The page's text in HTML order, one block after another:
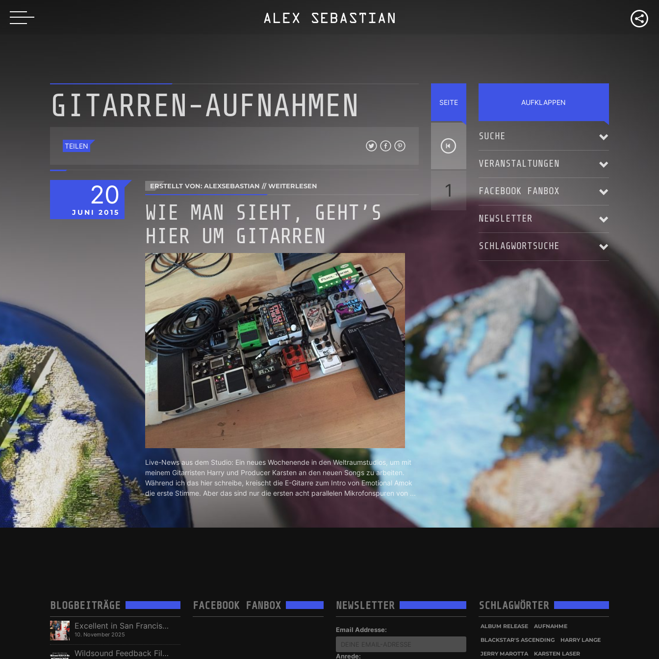
GITARREN-AUFNAHMEN
TEILEN
20
JUNI2015
ERSTELLT VON: ALEXSEBASTIAN //WEITERLESEN
WIE MAN SIEHT, GEHT’S
HIER UM GITARREN
Live-News aus dem Studio: Ein neues Wochenende in den Weltraumstudios, um mit
meinem Gitarristen Harry und Producer Karsten an den neuen Songs zu arbeiten.
Während ich das hier schreibe, kreischt die E-Gitarre zum Intro von Emotional Amok
die erste Stimme. Aber das sind nur die ersten acht parallelen Mikrofonspuren von ...
SEITE
1
AUFKLAPPEN
SUCHE
VERANSTALTUNGEN
Alle anzeigen
FACEBOOK FANBOX
NEWSLETTER
Anrede:
Vorname:
Nachname:
SCHLAGWORTSUCHE
ALBUM RELEASE
AUFNAHME
BLACKSTAR'S ASCENDING
KARSTEN LASER
KONZERT
LIVE
LIVES - AS THEY PASS YOU BY
RECORDING
STEREOPUR
STUDIO AUFNAHMEN
STUDIOAUFNAHMEN
WELTRAUMSTUDIOS
WIZARD OF OZ
BLOGBEITRÄGE
Excellent in San Francisco, Vize in Freising
10. November 2025
Wildsound Feedback Film Festival: Beste Regie
FACEBOOK FANBOX NEWSLETTER
Email Addresse:
Anrede:
SCHLAGWÖRTER
ALBUM RELEASE
AUFNAHME
BLACKSTAR'S ASCENDING
HARRY LANGE
JERRY MAROTTA
KARSTEN LASER